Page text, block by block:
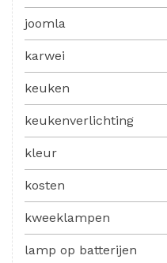
joomla
karwei
keuken
keukenverlichting
kleur
kosten
kweeklampen
lamp op batterijen